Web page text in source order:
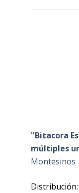
"Bitacora
múltiples
Montesinos